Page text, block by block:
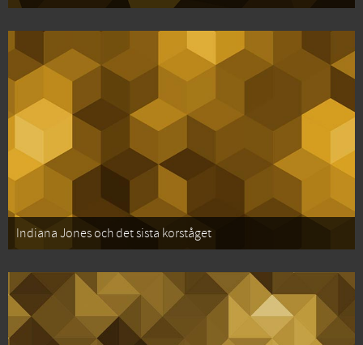
Indiana Jones och det sista korståget